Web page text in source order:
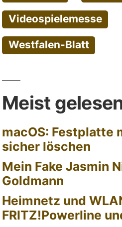
Videospielemesse
Westfalen-Blatt
Meist
macOS: Festplatte
sicher löschen
Mein Fake Jasmin
Goldmann
Heimnetz und
FRITZ!Powerline